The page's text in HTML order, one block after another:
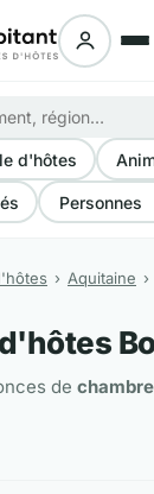
d'hôtes
Aquitaine
de